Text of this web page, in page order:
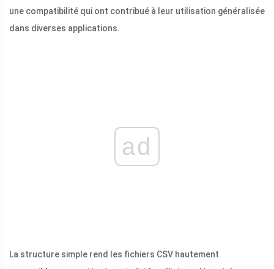
une compatibilité qui ont contribué à leur utilisation généralisée
dans diverses applications.
ad
La structure simple rend les fichiers CSV hautement